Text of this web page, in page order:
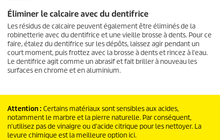
Éliminer le calcaire avec du dentifrice
Les résidus de calcaire peuvent également être éliminés de la
robinetterie avec du dentifrice et une vieille brosse à dents. Pour ce
faire, étalez du dentifrice sur les dépôts, laissez agir pendant un
court moment, puis frottez avec la brosse à dents et rincez à l'eau.
Le dentifrice agit comme un abrasif et fait briller à nouveau les
surfaces en chrome et en aluminium.
Attention : Certains matériaux sont sensibles aux acides,
notamment le marbre et la pierre naturelle. Par conséquent,
n'utilisez pas de vinaigre ou d'acide citrique pour les nettoyer. La
levure chimique est la meilleure option ici.